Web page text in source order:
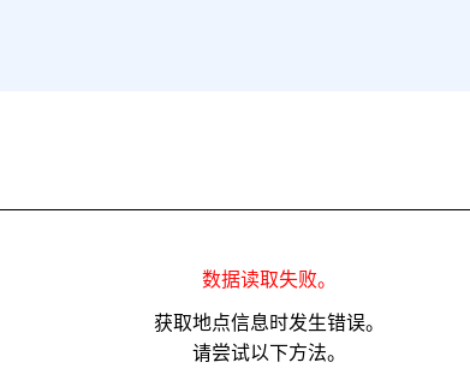
数据读取失败。
获取地点信息时发生错误。
请尝试以下方法。